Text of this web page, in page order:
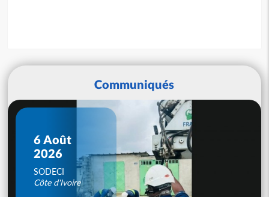
Communiqués
6 Août
2026
SODECI
Côte d'Ivoire